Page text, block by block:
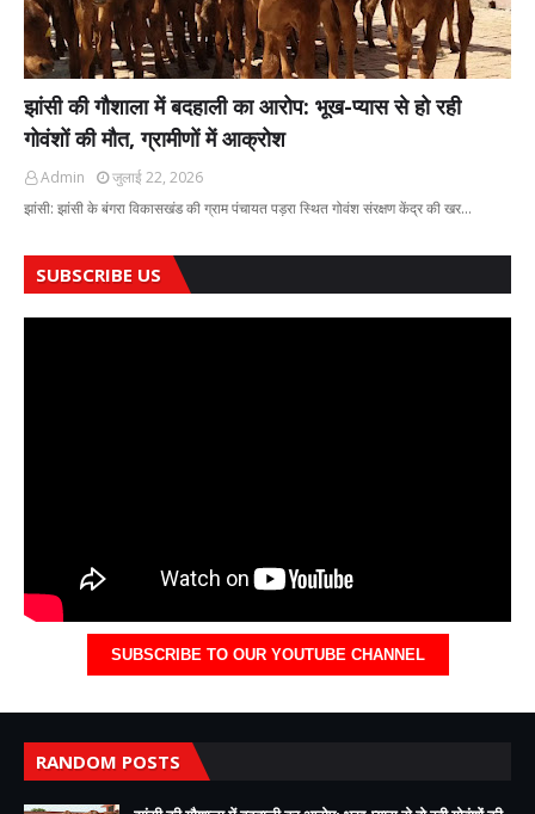
झांसी की गौशाला में बदहाली का आरोप: भूख-प्यास से हो रही
गोवंशों की मौत, ग्रामीणों में आक्रोश
Admin
जुलाई 22, 2026
झांसी: झांसी के बंगरा विकासखंड की ग्राम पंचायत पड़रा स्थित गोवंश संरक्षण केंद्र की खर…
SUBSCRIBE US
SUBSCRIBE TO OUR YOUTUBE CHANNEL
RANDOM POSTS